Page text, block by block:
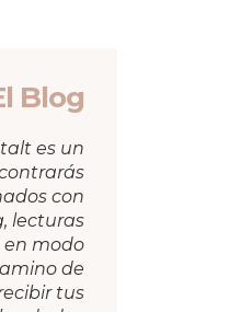
Blog
es un
con
lecturas
en modo
de
tus